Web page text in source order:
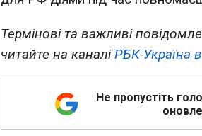
Термінові та важливі
читайте на каналіРБК-Україна
Не пропустіть